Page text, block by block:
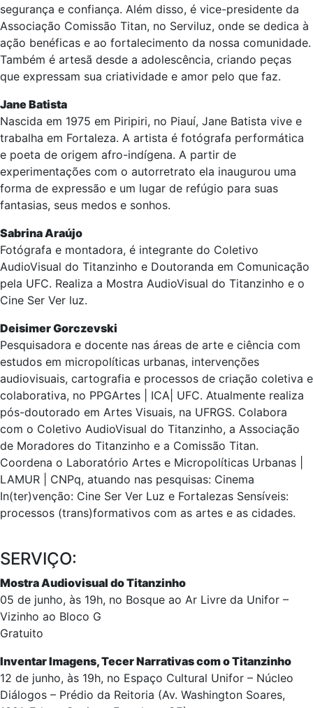
segurança e confiança. Além disso, é vice-presidente da
Associação Comissão Titan, no Serviluz, onde se dedica à
ação benéficas e ao fortalecimento da nossa comunidade.
Também é artesã desde a adolescência, criando peças
que expressam sua criatividade e amor pelo que faz.
Jane Batista
Nascida em 1975 em Piripiri, no Piauí, Jane Batista vive e
trabalha em Fortaleza. A artista é fotógrafa performática
e poeta de origem afro-indígena. A partir de
experimentações com o autorretrato ela inaugurou uma
forma de expressão e um lugar de refúgio para suas
fantasias, seus medos e sonhos.
Sabrina Araújo
Fotógrafa e montadora, é integrante do Coletivo
AudioVisual do Titanzinho e Doutoranda em Comunicação
pela UFC. Realiza a Mostra AudioVisual do Titanzinho e o
Cine Ser Ver luz.
Deisimer Gorczevski
Pesquisadora e docente nas áreas de arte e ciência com
estudos em micropolíticas urbanas, intervenções
audiovisuais, cartografia e processos de criação coletiva e
colaborativa, no PPGArtes | ICA| UFC. Atualmente realiza
pós-doutorado em Artes Visuais, na UFRGS. Colabora
com o Coletivo AudioVisual do Titanzinho, a Associação
de Moradores do Titanzinho e a Comissão Titan.
Coordena o Laboratório Artes e Micropolíticas Urbanas |
LAMUR | CNPq, atuando nas pesquisas: Cinema
In(ter)venção: Cine Ser Ver Luz e Fortalezas Sensíveis:
processos (trans)formativos com as artes e as cidades.
SERVIÇO:
Mostra Audiovisual do Titanzinho
05 de junho, às 19h, no Bosque ao Ar Livre da Unifor –
Vizinho ao Bloco G
Gratuito
Inventar Imagens, Tecer Narrativas com o Titanzinho
12 de junho, às 19h, no Espaço Cultural Unifor – Núcleo
Diálogos – Prédio da Reitoria (Av. Washington Soares,